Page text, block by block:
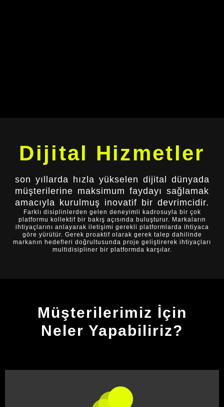
Dijital Hizmetler
son yıllarda hızla yükselen dijital dünyada
müşterilerine maksimum faydayı sağlamak
amacıyla kurulmuş inovatif bir devrimcidir.
Farklı disiplinlerden gelen deneyimli kadrosuyla bir çok
platformu kollektif bir bakış açısında buluşturur. Markaların
ihtiyaçlarını anlayarak iletişimi gerekli platformlarda ihtiyaca
göre yürütür. Gerek proaktif olarak gerek talep dahilinde
markanın hedefleri doğrultusunda proje geliştirerek ihtiyaçları
multidisipliner bir platformda karşılar.
Müşterilerimiz İçin
Neler Yapabiliriz?